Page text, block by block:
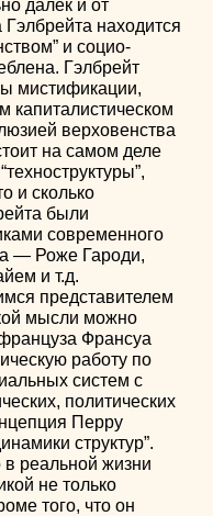
далек и от
находится
и социо-
Гэлбрейт
мистификации,
капиталистическом
верховенства
на самом деле
и сколько
были
современного
— Роже Гароди,
и т.д.
представителем
мысли можно
Франсуа
работу по
систем с
политических
Перру
структур”.
в реальной жизни
не только
того, что он